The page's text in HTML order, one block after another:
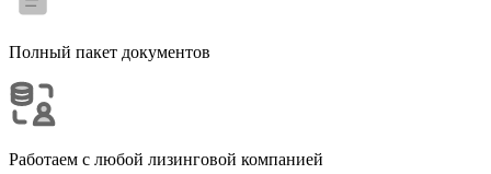
Полный пакет документов
Работаем с любой лизинговой компанией